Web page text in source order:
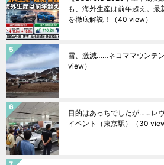
も、海外生産は前年超え。
を徹底解説！
（40 view）
雪、激減……ネコママウンテ
view）
目的はあっちでしたが……レ
イベント（東京駅）
（30